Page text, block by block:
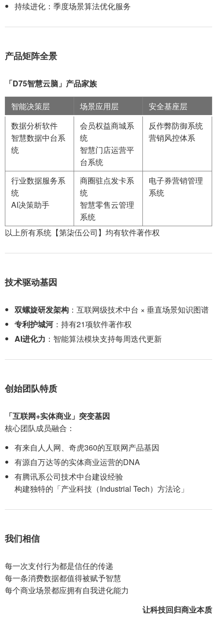
持续进化：季度场景算法优化服务
产品矩阵全景
「D75智慧云脑」产品家族
智能决策层 场景应用层
安全基座层
数据分析软件
智慧数据中台系
统
会员权益商城系
统
智慧门店运营平
台系统
反作弊防御系统
营销风控体系
行业数据服务系
统
AI决策助手
商圈驻点发卡系
统
智慧零售云管理
系统
电子券营销管理
系统
以上所有系统【第柒伍公司】均有软件著作权
技术驱动基因
双螺旋研发架构 ：互联网级技术中台 × 垂直场景知识图谱
专利护城河：持有21项软件著作权
AI进化力 ：智能算法模块支持每周迭代更新
创始团队特质
「互联网+实体商业」突变基因
核心团队成员融合：
有来自人人网、奇虎360的互联网产品基因
有源自万达等的实体商业运营的DNA
有腾讯系公司技术中台建设经验
构建独特的「产业科技（Industrial Tech）方法论」
我们相信
每一次支付行为都是信任的传递
每一条消费数据都值得被赋予智慧
每个商业场景都应拥有自我进化能力
让科技回归商业本质